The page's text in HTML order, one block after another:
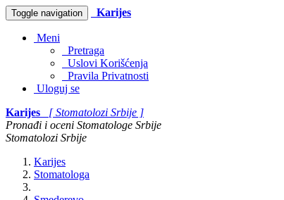
Toggle navigation Karijes
Meni
Pretraga
Uslovi Korišćenja
Pravila Privatnosti
Uloguj se
Karijes
[ Stomatolozi Srbije ]
Pronađi i oceni Stomatologe Srbije
Stomatolozi Srbije
Karijes
Stomatologa